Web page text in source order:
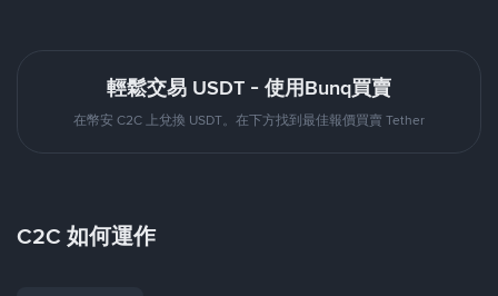
輕鬆交易 USDT - 使用Bunq買賣
在幣安 C2C 上兌換 USDT。在下方找到最佳報價買賣 Tether
C2C 如何運作